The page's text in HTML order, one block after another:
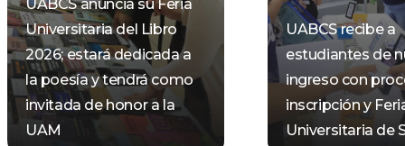
UABCS anuncia su Feria
Universitaria del Libro
2026; estará dedicada a
la poesía y tendrá como
invitada de honor a la
UAM
UABCS recibe a
estudiantes de
ingreso con
inscripción y
Universitaria de